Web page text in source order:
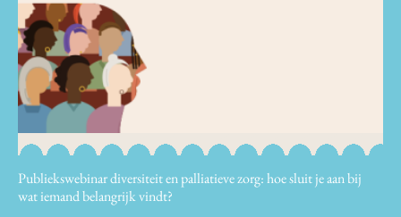
Publiekswebinar diversiteit en palliatieve zorg: hoe sluit je aan bij
wat iemand belangrijk vindt?